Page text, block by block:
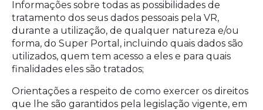
Informações sobre todas as possibilidades de
tratamento dos seus dados pessoais pela VR,
durante a utilização, de qualquer natureza e/ou
forma, do Super Portal, incluindo quais dados são
utilizados, quem tem acesso a eles e para quais
finalidades eles são tratados;
Orientações a respeito de como exercer os direitos
que lhe são garantidos pela legislação vigente, em